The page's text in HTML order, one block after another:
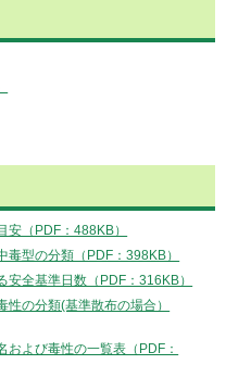
安（PDF：488KB）
毒型の分類（PDF：398KB）
安全基準日数（PDF：316KB）
の分類(基準散布の場合）
および毒性の一覧表（PDF：